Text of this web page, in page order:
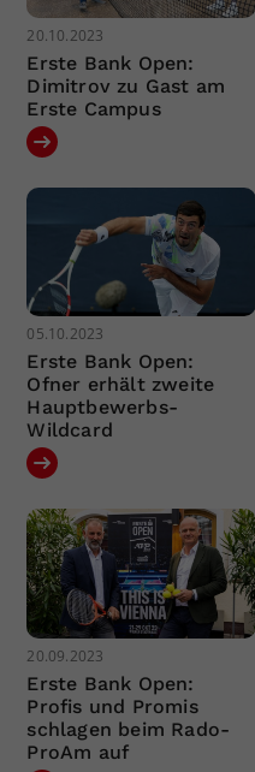
20.10.2023
Erste Bank Open:
Dimitrov zu Gast am
Erste Campus
05.10.2023
Erste Bank Open:
Ofner erhält zweite
Hauptbewerbs-
Wildcard
20.09.2023
Erste Bank Open:
Profis und Promis
schlagen beim Rado-
ProAm auf